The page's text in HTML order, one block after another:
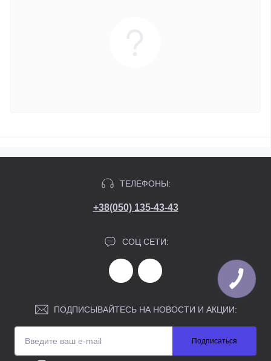
ТЕЛЕФОНЫ:
+38(050) 135-43-43
СОЦ СЕТИ:
ПОДПИСЫВАЙТЕСЬ НА НОВОСТИ И АКЦИИ:
Подписаться